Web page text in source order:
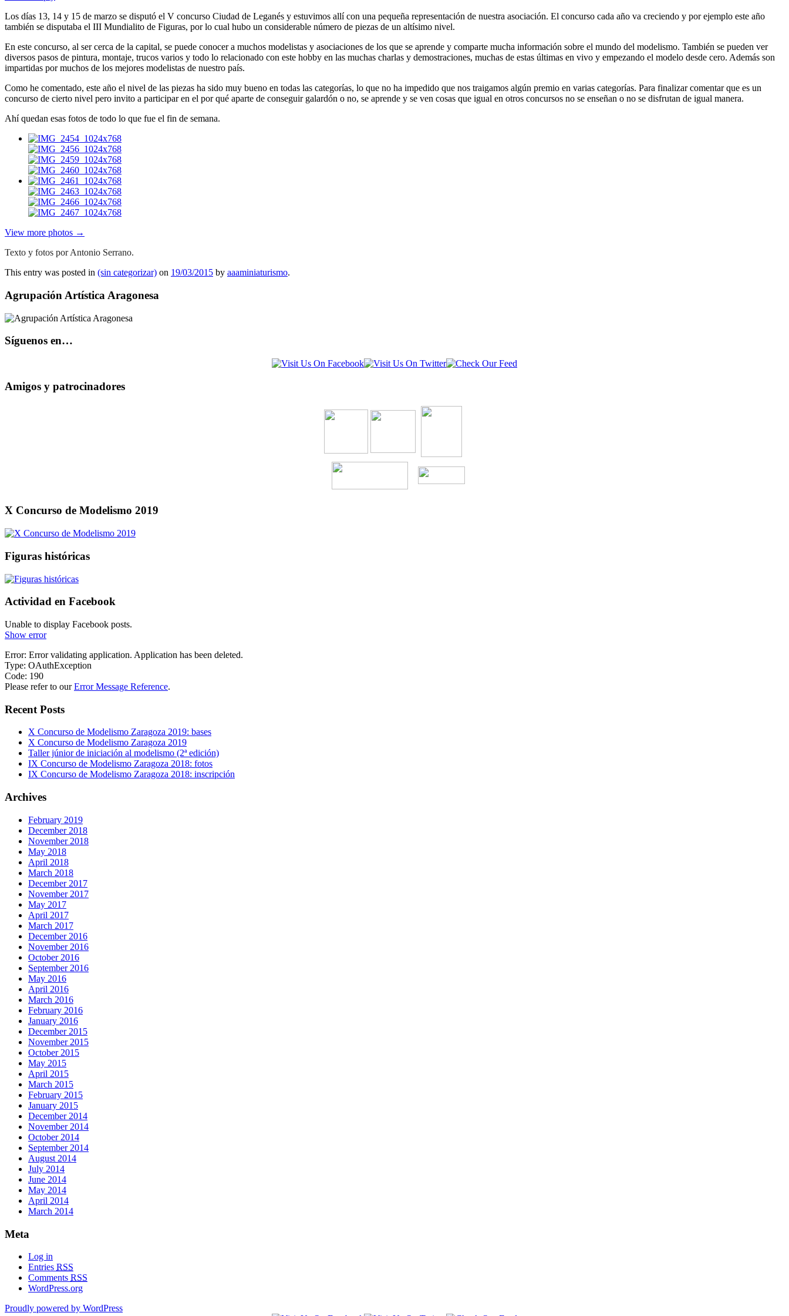
Los días 13, 14 y 15 de marzo se disputó el V concurso Ciudad de Leganés y estuvimos allí con una pequeña representación de nuestra asociación. El concurso cada año va creciendo y por ejemplo este año
también se disputaba el III Mundialito de Figuras, por lo cual hubo un considerable número de piezas de un altísimo nivel.
En este concurso, al ser cerca de la capital, se puede conocer a muchos modelistas y asociaciones de los que se aprende y comparte mucha información sobre el mundo del modelismo. También se pueden ver
diversos pasos de pintura, montaje, trucos varios y todo lo relacionado con este hobby en las muchas charlas y demostraciones, muchas de estas últimas en vivo y empezando el modelo desde cero. Además son
impartidas por muchos de los mejores modelistas de nuestro país.
Como he comentado, este año el nivel de las piezas ha sido muy bueno en todas las categorías, lo que no ha impedido que nos traigamos algún premio en varias categorías. Para finalizar comentar que es un
concurso de cierto nivel pero invito a participar en el por qué aparte de conseguir galardón o no, se aprende y se ven cosas que igual en otros concursos no se enseñan o no se disfrutan de igual manera.
Ahí quedan esas fotos de todo lo que fue el fin de semana.
View more photos →
Texto y fotos por Antonio Serrano.
This entry was posted in (sin categorizar) on 19/03/2015 by aaaminiaturismo.
Agrupación Artística Aragonesa
Síguenos en…
Amigos y patrocinadores
X Concurso de Modelismo 2019
Figuras históricas
Actividad en Facebook
Unable to display Facebook posts.
Show error
Error: Error validating application. Application has been deleted.
Type: OAuthException
Code: 190
Please refer to ourError Message Reference.
Recent Posts
X Concurso de Modelismo Zaragoza 2019: bases
X Concurso de Modelismo Zaragoza 2019
Taller júnior de iniciación al modelismo (2ª edición)
IX Concurso de Modelismo Zaragoza 2018: fotos
IX Concurso de Modelismo Zaragoza 2018: inscripción
Archives
February 2019
December 2018
November 2018
May 2018
April 2018
March 2018
December 2017
November 2017
May 2017
April 2017
March 2017
December 2016
November 2016
October 2016
September 2016
May 2016
April 2016
March 2016
February 2016
January 2016
December 2015
November 2015
October 2015
May 2015
April 2015
March 2015
February 2015
January 2015
December 2014
November 2014
October 2014
September 2014
August 2014
July 2014
June 2014
May 2014
April 2014
March 2014
Meta
Log in
Entries RSS
Comments RSS
WordPress.org
Proudly powered by WordPress